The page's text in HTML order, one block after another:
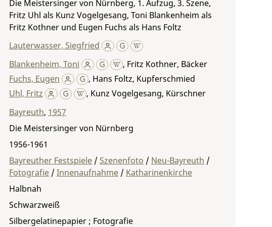
Die Meistersinger von Nürnberg, 1. Aufzug, 3. Szene,
Fritz Uhl als Kunz Vogelgesang, Toni Blankenheim als
Fritz Kothner und Eugen Fuchs als Hans Foltz
Lauterwasser, Siegfried
Blankenheim, Toni , Fritz Kothner, Bäcker
Fuchs, Eugen
, Hans Foltz, Kupferschmied
Uhl, Fritz
, Kunz Vogelgesang, Kürschner
Bayreuth, 1957
Silbergelatinepapier ; Fotografie
Halbnah
Schwarzweiß
Die Meistersinger von Nürnberg
1956-1961
Bayreuther Festspiele / Szenenfoto / Neu-Bayreuth /
Fotografie / Innenaufnahme / Katharinenkirche